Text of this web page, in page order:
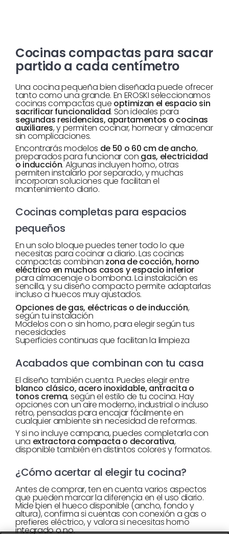
Cocinas compactas para sacar
partido a cada centímetro
Una cocina pequeña bien diseñada puede ofrecer
tanto como una grande. En EROSKI seleccionamos
cocinas compactas que optimizan el espacio sin
sacrificar funcionalidad. Son ideales para
segundas residencias, apartamentos o cocinas
auxiliares, y permiten cocinar, hornear y almacenar
sin complicaciones.
Encontrarás modelos de 50 o 60 cm de ancho,
preparados para funcionar con gas, electricidad
o inducción. Algunas incluyen horno, otras
permiten instalarlo por separado, y muchas
incorporan soluciones que facilitan el
mantenimiento diario.
Cocinas completas para espacios
pequeños
En un solo bloque puedes tener todo lo que
necesitas para cocinar a diario. Las cocinas
compactas combinan zona de cocción, horno
eléctrico en muchos casos y espacio inferior
para almacenaje o bombona. La instalación es
sencilla, y su diseño compacto permite adaptarlas
incluso a huecos muy ajustados.
Opciones de gas, eléctricas o de inducción,
según tu instalación
Modelos con o sin horno, para elegir según tus
necesidades
Superficies continuas que facilitan la limpieza
Acabados que combinan con tu casa
El diseño también cuenta. Puedes elegir entre
blanco clásico, acero inoxidable, antracita o
tonos crema, según el estilo de tu cocina. Hay
opciones con un aire moderno, industrial o incluso
retro, pensadas para encajar fácilmente en
cualquier ambiente sin necesidad de reformas.
Y si no incluye campana, puedes completarla con
una extractora compacta o decorativa,
disponible también en distintos colores y formatos.
¿Cómo acertar al elegir tu cocina?
Antes de comprar, ten en cuenta varios aspectos
que pueden marcar la diferencia en el uso diario.
Mide bien el hueco disponible (ancho, fondo y
altura), confirma si cuentas con conexión a gas o
prefieres eléctrico, y valora si necesitas horno
integrado o no.